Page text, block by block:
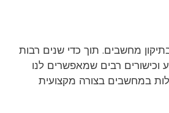
מחשבים. תוך כדי שנים רבות
וכישורים רבים שמאפשרים לנו
במחשבים בצורה מקצועית